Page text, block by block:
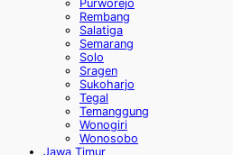
Purworejo
Rembang
Salatiga
Semarang
Solo
Sragen
Sukoharjo
Tegal
Temanggung
Wonogiri
Wonosobo
Jawa Timur